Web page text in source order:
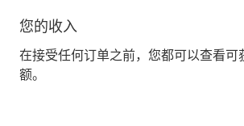
您的收入
在接受任何订单之前，您都可以查看可
额。